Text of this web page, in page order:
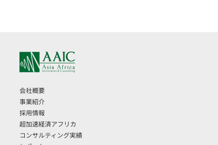
会社概要
事業紹介
採用情報
超加速経済アフリカ
コンサルティング実績